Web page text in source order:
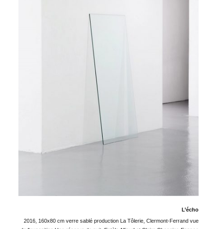
L’écho
2016, 160x80 cm verre sablé production La Tôlerie, Clermont-Ferrand vue